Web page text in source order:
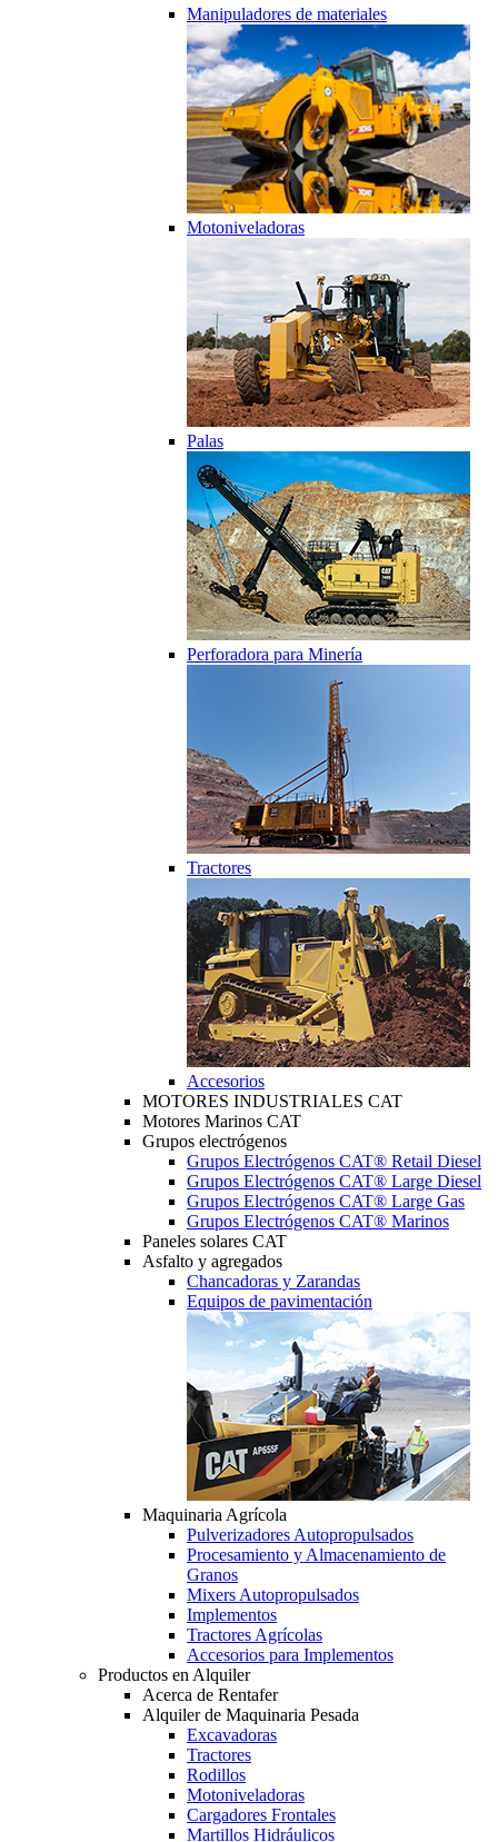
Manipuladores de materiales
Motoniveladoras
Palas
Perforadora para Minería
Tractores
Accesorios
MOTORES INDUSTRIALES CAT
Motores Marinos CAT
Grupos electrógenos
Grupos Electrógenos CAT® Retail Diesel
Grupos Electrógenos CAT® Large Diesel
Grupos Electrógenos CAT® Large Gas
Grupos Electrógenos CAT® Marinos
Paneles solares CAT
Asfalto y agregados
Chancadoras y Zarandas
Equipos de pavimentación
Maquinaria Agrícola
Pulverizadores Autopropulsados
Procesamiento y Almacenamiento de
Granos
Mixers Autopropulsados
Implementos
Tractores Agrícolas
Accesorios para Implementos
Productos en Alquiler
Acerca de Rentafer
Alquiler de Maquinaria Pesada
Excavadoras
Tractores
Rodillos
Motoniveladoras
Cargadores Frontales
Martillos Hidráulicos